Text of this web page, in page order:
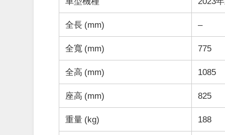
全長 (mm) –
全寬 (mm) 775
全高 (mm) 1085
座高 (mm) 825
重量 (kg) 188